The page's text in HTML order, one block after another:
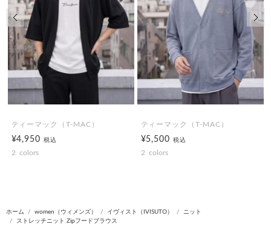
ティーマック（T-MAC）
¥4,950税込
2 colors
ティーマック（T-MAC）
¥5,500税込
2 colors
前の画像 次
ホーム women（ウィメンズ） イヴィスト（IVISUTO）
ニット
ストレッチニット Zipフードブラウス